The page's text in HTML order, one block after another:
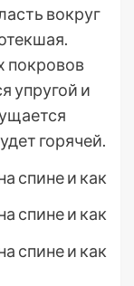
вокруг
покровов
упругой и
горячей.